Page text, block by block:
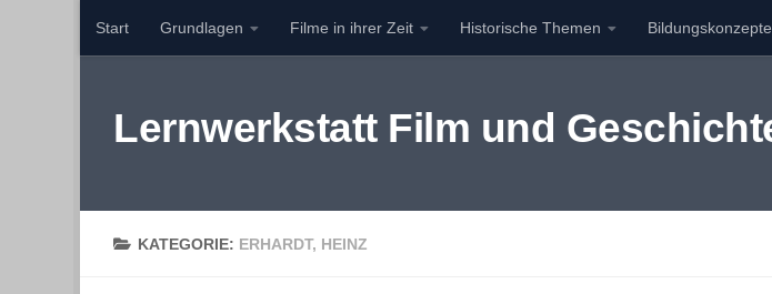
Zum Inhalt springen
Start Grundlagen Filme in ihrer Zeit Historische Themen
Lernwerkstatt Film und
KATEGORIE: ERHARDT, HEINZ